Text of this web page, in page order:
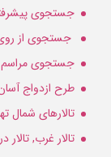
جستجوی
جستجوی از
جستجوی
طرح ازدواج
تالارهای شمال
تالار غرب, تالار